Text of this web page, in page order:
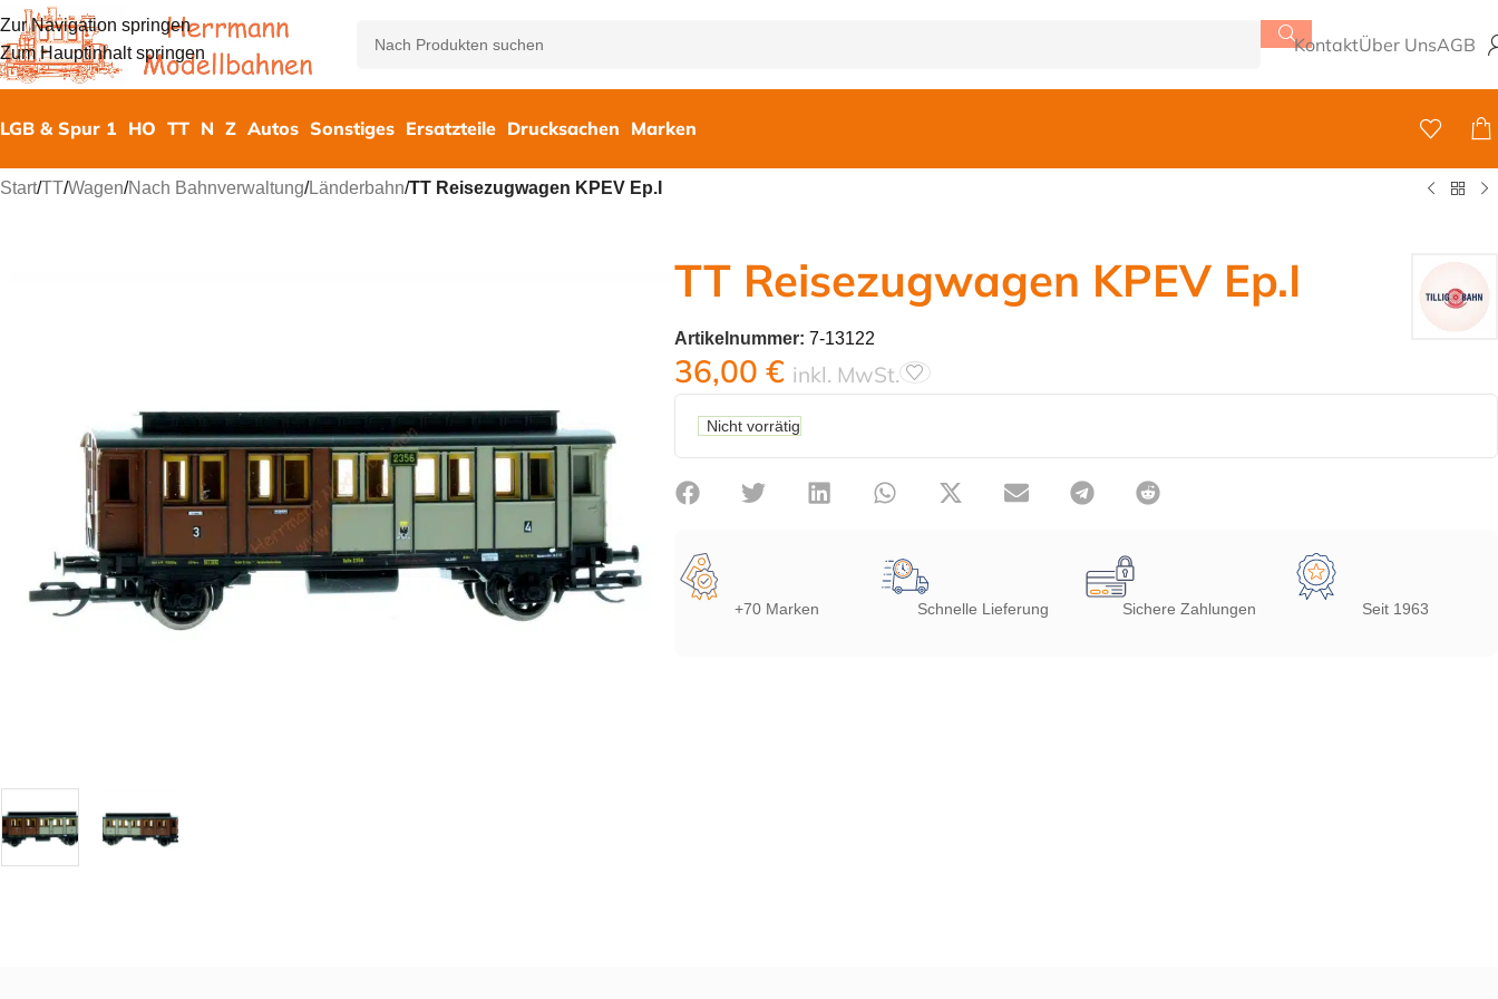
Zur Navigation springen
Zum Hauptinhalt springen
KontaktÜber UnsAGB
LGB & Spur 1 HO TT N Z Autos Sonstiges Ersatzteile Drucksachen Marken
Start/TT/Wagen/Nach Bahnverwaltung/Länderbahn/TT Reisezugwagen KPEV Ep.I
TT Reisezugwagen KPEV Ep.I
Artikelnummer: 7-13122
36,00 € inkl. MwSt.
Nicht vorrätig
+70 Marken Schnelle Lieferung Sichere Zahlungen Seit 1963